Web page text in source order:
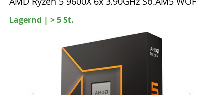
Lagernd | > 5 St.
Zurück